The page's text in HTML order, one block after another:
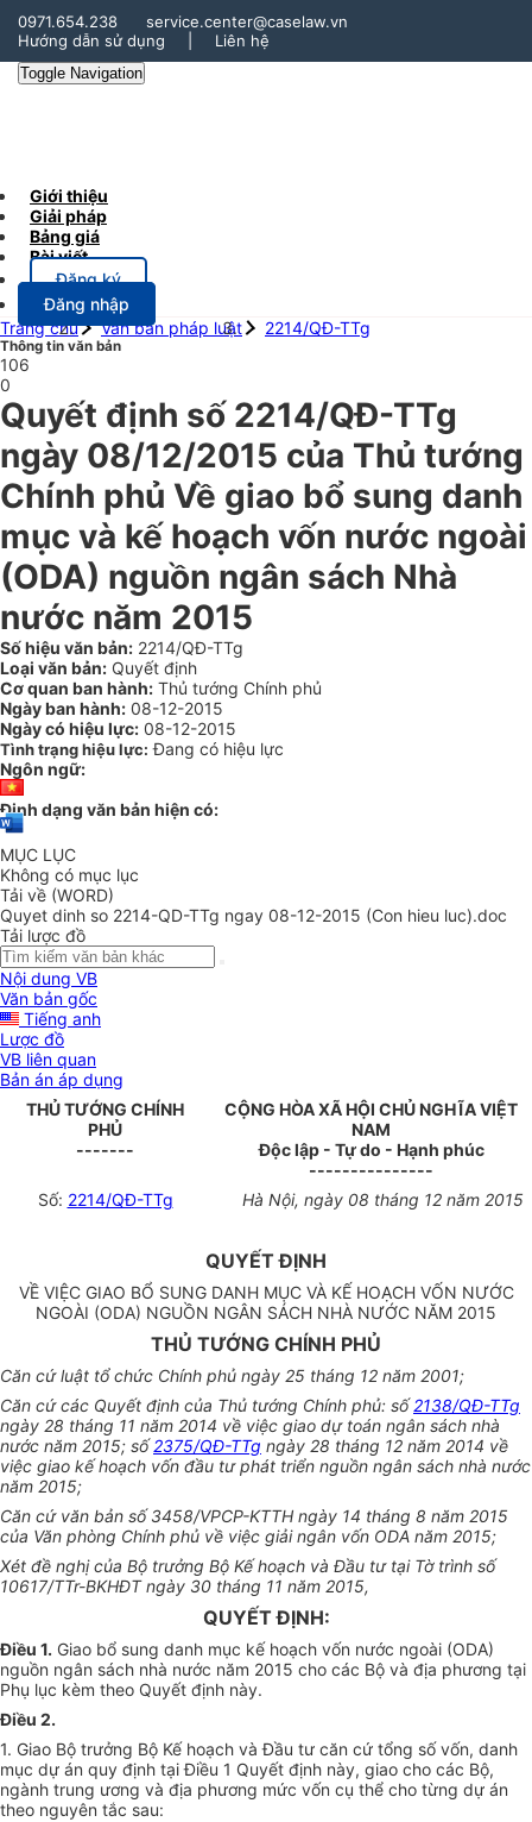
0971.654.238
service.center@caselaw.vn
Hướng dẫn sử dụng
Liên hệ
Toggle Navigation
Giới thiệu
Giải pháp
Bảng giá
Bài viết
Đăng ký
Đăng nhập
Trang chủ
Văn bản pháp luật 2214/QĐ-TTg
Thông tin văn bản
106
0
Quyết định số 2214/QĐ-TTg
ngày 08/12/2015 của Thủ tướng
Chính phủ Về giao bổ sung danh
mục và kế hoạch vốn nước ngoài
(ODA) nguồn ngân sách Nhà
nước năm 2015
Số hiệu văn bản: 2214/QĐ-TTg
Loại văn bản: Quyết định
Cơ quan ban hành: Thủ tướng Chính phủ
Ngày ban hành: 08-12-2015
Ngày có hiệu lực: 08-12-2015
Tình trạng hiệu lực: Đang có hiệu lực
Ngôn ngữ:
Định dạng văn bản hiện có:
MỤC LỤC
Không có mục lục
Tải về (WORD)
Quyet dinh so 2214-QD-TTg ngay 08-12-2015 (Con hieu luc).doc
Tải lược đồ
Nội dung VB
Văn bản gốc
Tiếng anh
Lược đồ
VB liên quan
Bản án áp dụng
THỦ TƯỚNG CHÍNH
PHỦ
-------
CỘNG HÒA XÃ HỘI CHỦ NGHĨA VIỆT
NAM
Độc lập - Tự do - Hạnh phúc
---------------
Số: 2214/QĐ-TTg Hà Nội, ngày 08 tháng 12 năm 2015
QUYẾT ĐỊNH
VỀ VIỆC GIAO BỔ SUNG DANH MỤC VÀ KẾ HOẠCH VỐN NƯỚC
NGOÀI (ODA) NGUỒN NGÂN SÁCH NHÀ NƯỚC NĂM 2015
THỦ TƯỚNG CHÍNH PHỦ
Căn cứ luật tổ chức Chính phủ ngày 25 tháng 12 năm 2001;
Căn cứ các Quyết định của Thủ tướng Chính phủ: số2138/QĐ-TTg
ngày 28 tháng 11 năm 2014 về việc giao dự toán ngân sách nhà
nước năm 2015; số2375/QĐ-TTg ngày 28 tháng 12 năm 2014 về
việc giao kế hoạch vốn đầu tư phát triển nguồn ngân sách nhà nước
năm 2015;
Căn cứ văn bản số 3458/VPCP-KTTH ngày 14 tháng 8 năm 2015
của Văn phòng Chính phủ về việc giải ngân vốn ODA năm 2015;
Xét đề nghị của Bộ trưởng Bộ Kế hoạch và Đầu tư tại Tờ trình số
10617/TTr-BKHĐT ngày 30 tháng 11 năm 2015,
QUYẾT ĐỊNH:
Điều 1. Giao bổ sung danh mục kế hoạch vốn nước ngoài (ODA)
nguồn ngân sách nhà nước năm 2015 cho các Bộ và địa phương tại
Phụ lục kèm theo Quyết định này.
Điều 2.
1. Giao Bộ trưởng Bộ Kế hoạch và Đầu tư căn cứ tổng số vốn, danh
mục dự án quy định tại Điều 1 Quyết định này, giao cho các Bộ,
ngành trung ương và địa phương mức vốn cụ thể cho từng dự án
theo nguyên tắc sau: